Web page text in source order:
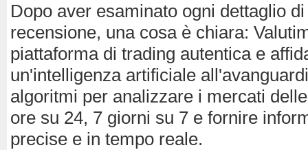
Dopo aver esaminato ogni dettaglio
recensione, una cosa è chiara:
piattaforma di trading autentica e
un'intelligenza artificiale
algoritmi per analizzare i mercati
ore su 24, 7 giorni su 7 e fornire
precise e in tempo reale.